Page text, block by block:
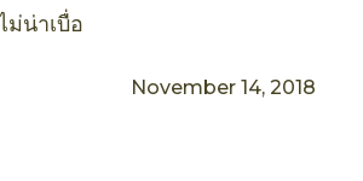
น่าเบื่อ
November 14, 2018